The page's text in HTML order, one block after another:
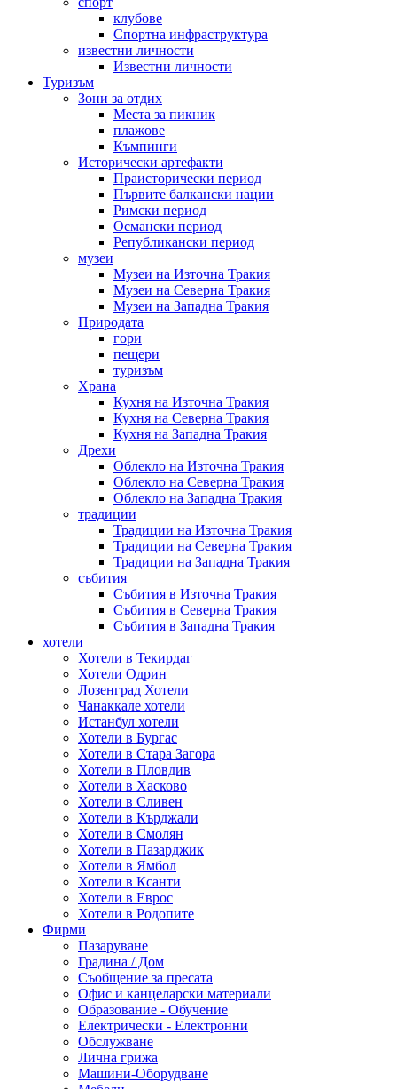
клубове
Спортна инфраструктура
известни личности
Известни личности
Туризъм
Зони за отдих
Места за пикник
плажове
Къмпинги
Исторически артефакти
Праисторически период
Първите балкански нации
Римски период
Османски период
Републикански период
музеи
Музеи на Източна Тракия
Музеи на Северна Тракия
Музеи на Западна Тракия
Природата
гори
пещери
туризъм
Храна
Кухня на Източна Тракия
Кухня на Северна Тракия
Кухня на Западна Тракия
Дрехи
Облекло на Източна Тракия
Облекло на Северна Тракия
Облекло на Западна Тракия
традиции
Традиции на Източна Тракия
Традиции на Северна Тракия
Традиции на Западна Тракия
събития
Събития в Източна Тракия
Събития в Северна Тракия
Събития в Западна Тракия
хотели
Хотели в Текирдаг
Хотели Одрин
Лозенград Хотели
Чанаккале хотели
Истанбул хотели
Хотели в Бургас
Хотели в Стара Загора
Хотели в Пловдив
Хотели в Хасково
Хотели в Сливен
Хотели в Кърджали
Хотели в Смолян
Хотели в Пазарджик
Хотели в Ямбол
Хотели в Ксанти
Хотели в Еврос
Хотели в Родопите
Фирми
Пазаруване
Градина / Дом
Съобщение за пресата
Офис и канцеларски материали
Образование - Обучение
Електрически - Електронни
Обслужване
Лична грижа
Машини-Оборудване